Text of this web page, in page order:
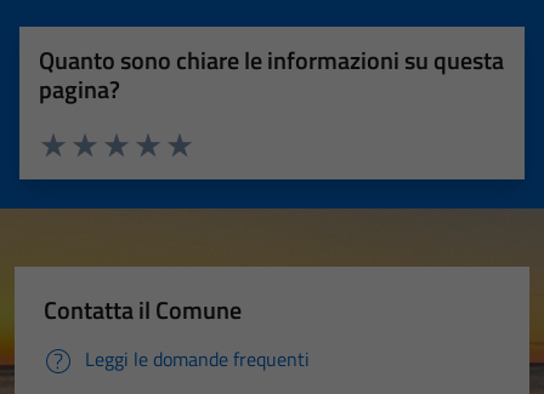
Quanto sono chiare le informazioni su questa
pagina?
Valuta 5 stelle su 5
Valuta 4 stelle su 5
Valuta 3 stelle su 5
Valuta 2 stelle su 5
Valuta 1 stelle su 5
Contatta il Comune
Leggi le domande frequenti